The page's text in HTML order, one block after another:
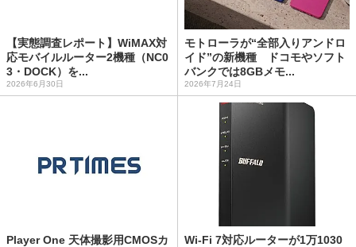
【実態調査レポート】WiMAX対
応モバイルルーター2機種（NC0
3・DOCK）を...
2026年6月30日
モトローラが“全部入りアンドロ
イド”の新機種 ドコモやソフト
バンクでは8GBメモ...
2026年7月24日
Player One 天体撮影用CMOSカ
Wi-Fi 7対応ルーターが1万1030